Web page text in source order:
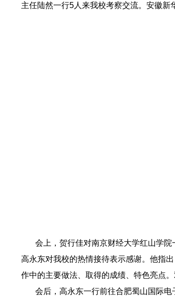
主任陆然一行5人来我校考察交流。安徽新
会上，贺行佳对南京财经大学红山学院
高永东对我校的热情接待表示感谢。他指
作中的主要做法、取得的成绩、特色亮点
会后，高永东一行前往合肥蜀山国际电